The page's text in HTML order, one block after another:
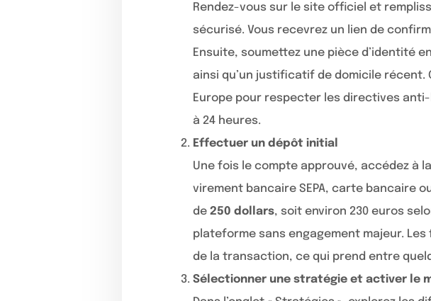
Rendez-vous sur le site officiel et
sécurisé. Vous recevrez un lien de
Ensuite, soumettez une pièce d’identité
ainsi qu’un justificatif de domicile récent.
Europe pour respecter les directives
à 24 heures.
Effectuer un dépôt initial
Une fois le compte approuvé, accédez à
virement bancaire SEPA, carte bancaire
de 250 dollars, soit environ 230 euros
plateforme sans engagement majeur.
de la transaction, ce qui prend entre
Sélectionner une stratégie et activer le